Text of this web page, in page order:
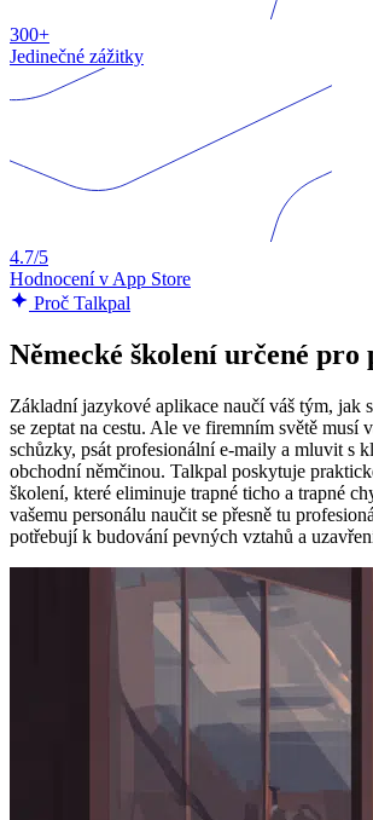
300+
Jedinečné zážitky
4.7/5
Hodnocení v App Store
Proč Talkpal
Německé školení určené pro
Základní jazykové aplikace naučí váš tým, jak
se zeptat na cestu. Ale ve firemním světě musí
schůzky, psát profesionální e-maily a mluvit s
obchodní němčinou. Talkpal poskytuje
školení, které eliminuje trapné ticho a trapné
vašemu personálu naučit se přesně tu
potřebují k budování pevných vztahů a